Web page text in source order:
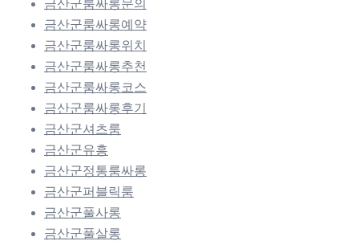
금산군룸싸롱문의
금산군룸싸롱예약
금산군룸싸롱위치
금산군룸싸롱추천
금산군룸싸롱코스
금산군룸싸롱후기
금산군셔츠룸
금산군유흥
금산군정통룸싸롱
금산군퍼블릭룸
금산군풀사롱
금산군풀살롱